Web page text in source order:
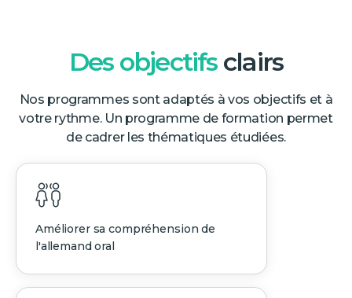
Des objectifsclairs
Nos programmes sont adaptés à vos objectifs et à
votre rythme. Un programme de formation permet
de cadrer les thématiques étudiées.
Améliorer sa compréhension de
l'allemand oral